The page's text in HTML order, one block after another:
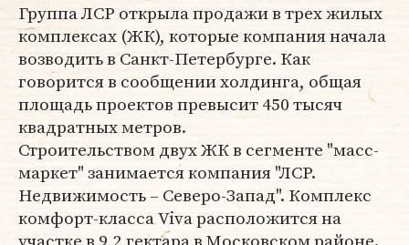
Группа ЛСР открыла продажи в трех жилых
комплексах (ЖК), которые компания начала
возводить в Санкт-Петербурге. Как
говорится в сообщении холдинга, общая
площадь проектов превысит 450 тысяч
квадратных метров.
Строительством двух ЖК в сегменте "масс-
маркет" занимается компания "ЛСР.
Недвижимость – Северо-Запад". Комплекс
комфорт-класса Viva расположится на